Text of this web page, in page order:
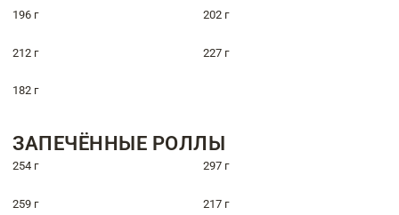
196 г 202 г
212 г 227 г
182 г
ЗАПЕЧЁННЫЕ РОЛЛЫ
254 г 297 г
259 г 217 г